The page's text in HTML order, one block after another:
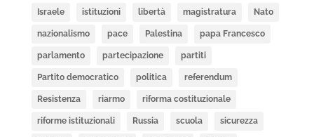
Israele istituzioni libertà magistratura Nato
nazionalismo pace Palestina papa Francesco
parlamento partecipazione partiti
Partito democratico politica referendum
Resistenza riarmo riforma costituzionale
riforme istituzionali Russia scuola sicurezza